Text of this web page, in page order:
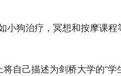
小狗治疗，冥想和按摩课
自己描述为剑桥大学的“学